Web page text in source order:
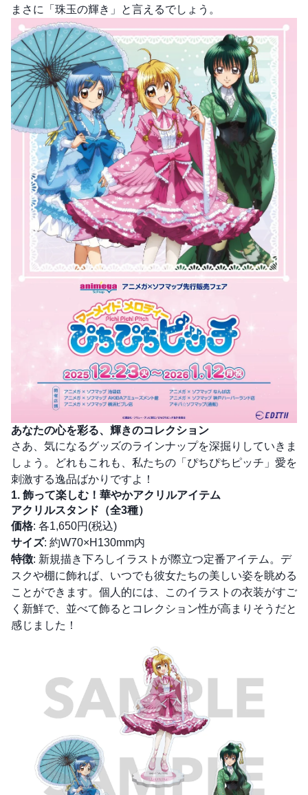
まさに「珠玉の輝き」と言えるでしょう。
あなたの心を彩る、輝きのコレクション
さあ、気になるグッズのラインナップを深掘りしていきま
しょう。どれもこれも、私たちの「ぴちぴちピッチ」愛を
刺激する逸品ばかりですよ！
1. 飾って楽しむ！華やかアクリルアイテム
アクリルスタンド（全3種）
価格: 各1,650円(税込)
サイズ: 約W70×H130mm内
特徴: 新規描き下ろしイラストが際立つ定番アイテム。デ
スクや棚に飾れば、いつでも彼女たちの美しい姿を眺める
ことができます。個人的には、このイラストの衣装がすご
く新鮮で、並べて飾るとコレクション性が高まりそうだと
感じました！